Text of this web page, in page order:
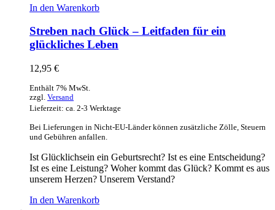
In den Warenkorb
Streben nach Glück – Leitfaden für ein
glückliches Leben
12,95 €
Enthält 7% MwSt.
zzgl. Versand
Lieferzeit: ca. 2-3 Werktage
Bei Lieferungen in Nicht-EU-Länder können zusätzliche Zölle, Steuern
und Gebühren anfallen.
Ist Glücklichsein ein Geburtsrecht? Ist es eine Entscheidung?
Ist es eine Leistung? Woher kommt das Glück? Kommt es aus
unserem Herzen? Unserem Verstand?
In den Warenkorb